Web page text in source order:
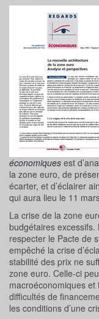
économiques est
la zone euro, de
écarter, et d’éclairer
qui aura lieu le 11
La crise de la zone
budgétaires
respecter le Pacte de
empêché la crise
stabilité des prix ne
zone euro. Celle-ci
macroéconomiques
difficultés de
les conditions d’une